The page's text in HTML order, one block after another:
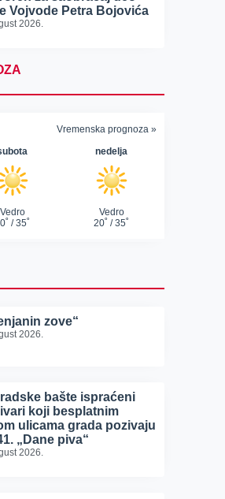
Vojvode Petra Bojovića
2026.
zove“
2026.
bašte ispraćeni
koji besplatnim
ulicama grada pozivaju
„Dane piva“
2026.